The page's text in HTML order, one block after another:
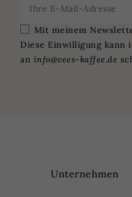
Mit meinem
Diese Einwilligung kann
an info@vees-kaffee.de
Unternehmen